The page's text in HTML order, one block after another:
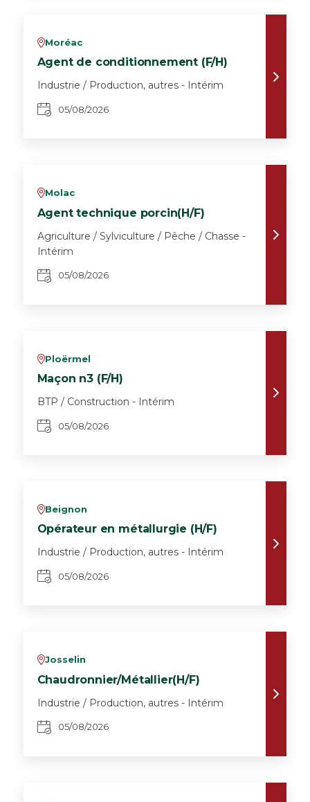
vMoréac
Agent de conditionnement (F/H)
Industrie / Production, autres - Intérim
05/08/2026
vMolac
Agent technique porcin(H/F)
Agriculture / Sylviculture / Pêche / Chasse -
Intérim
05/08/2026
vPloërmel
Maçon n3 (F/H)
BTP / Construction - Intérim
05/08/2026
vBeignon
Opérateur en métallurgie (H/F)
Industrie / Production, autres - Intérim
05/08/2026
vJosselin
Chaudronnier/Métallier(H/F)
Industrie / Production, autres - Intérim
05/08/2026